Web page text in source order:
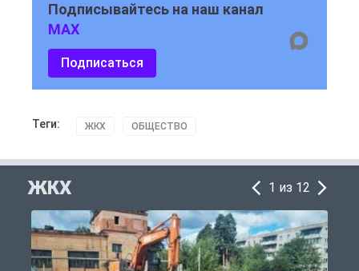
Подписывайтесь на наш канал
MAX
Подписаться
Теги: ЖКХ ОБЩЕСТВО
ЖКХ 1 из 12